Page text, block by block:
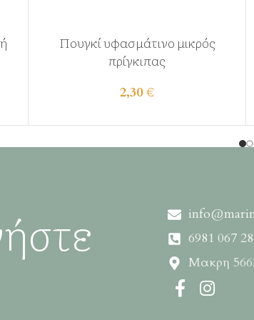
Πουγκί υφασμάτινο μικρός
πρίγκιπας
2,30€
6981 067
Μακρη